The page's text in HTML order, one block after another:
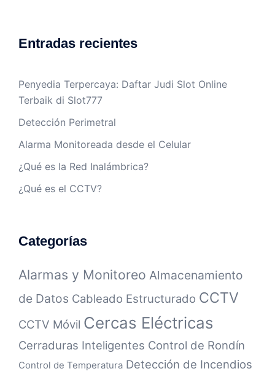
Entradas recientes
Penyedia Terpercaya: Daftar Judi Slot Online
Terbaik di Slot777
Detección Perimetral
Alarma Monitoreada desde el Celular
¿Qué es la Red Inalámbrica?
¿Qué es el CCTV?
Categorías
Alarmas y Monitoreo Almacenamiento
de Datos Cableado Estructurado CCTV
CCTV Móvil Cercas Eléctricas
Cerraduras Inteligentes Control de Rondín
Control de Temperatura Detección de Incendios